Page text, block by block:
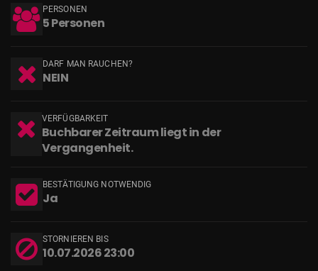
PERSONEN
5 Personen
DARF MAN RAUCHEN?
NEIN
VERFÜGBARKEIT
Buchbarer Zeitraum liegt in der
Vergangenheit.
BESTÄTIGUNG NOTWENDIG
Ja
STORNIEREN BIS
10.07.2026 23:00